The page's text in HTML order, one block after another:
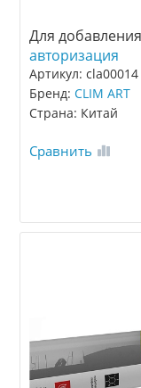
Для
авторизация
Артикул: cla00014
Бренд:CLIM ART
Страна: Китай
Сравнить